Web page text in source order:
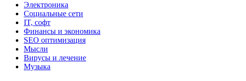
Электроника
Социальные сети
IT, софт
Финансы и экономика
SEO оптимизация
Мысли
Вирусы и лечение
Музыка